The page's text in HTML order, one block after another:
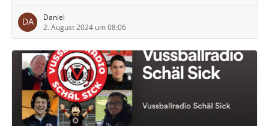
Daniel
2. August 2024 um 08:06